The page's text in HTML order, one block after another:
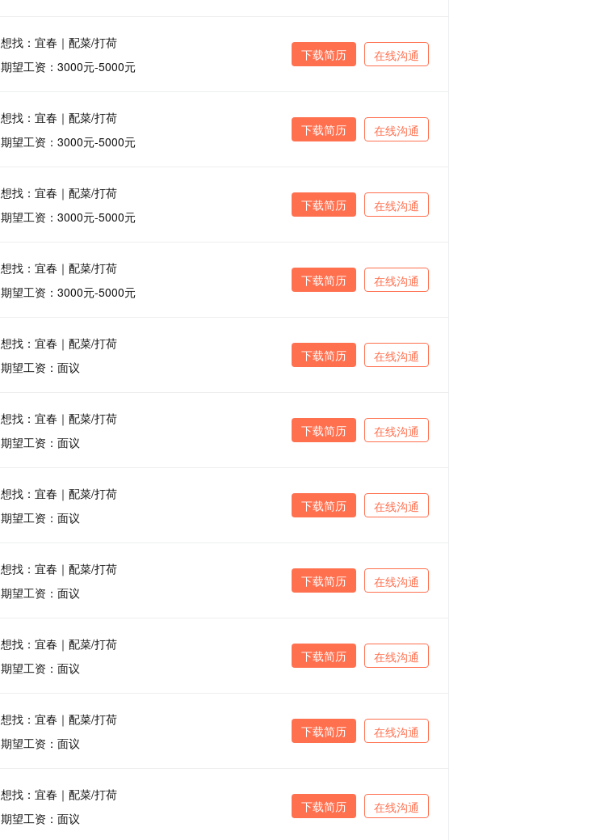
想找：宜春｜配菜/打荷
期望工资：3000元-5000元
在线沟通
下载简历
想找：宜春｜配菜/打荷
期望工资：3000元-5000元
在线沟通
下载简历
想找：宜春｜配菜/打荷
期望工资：3000元-5000元
在线沟通
下载简历
想找：宜春｜配菜/打荷
期望工资：3000元-5000元
在线沟通
下载简历
想找：宜春｜配菜/打荷
期望工资：面议
在线沟通
下载简历
想找：宜春｜配菜/打荷
期望工资：面议
在线沟通
下载简历
想找：宜春｜配菜/打荷
期望工资：面议
在线沟通
下载简历
想找：宜春｜配菜/打荷
期望工资：面议
在线沟通
下载简历
想找：宜春｜配菜/打荷
期望工资：面议
在线沟通
下载简历
想找：宜春｜配菜/打荷
期望工资：面议
在线沟通
下载简历
想找：宜春｜配菜/打荷
期望工资：面议
在线沟通
下载简历